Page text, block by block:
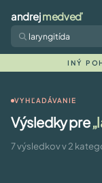
andrejmedveď
INÝ
VYHĽADÁVANIE
Výsledky pre
7 výsledkov v 2